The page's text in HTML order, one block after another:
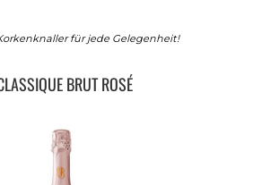
für jede Gelegenheit!
BRUT ROSÉ